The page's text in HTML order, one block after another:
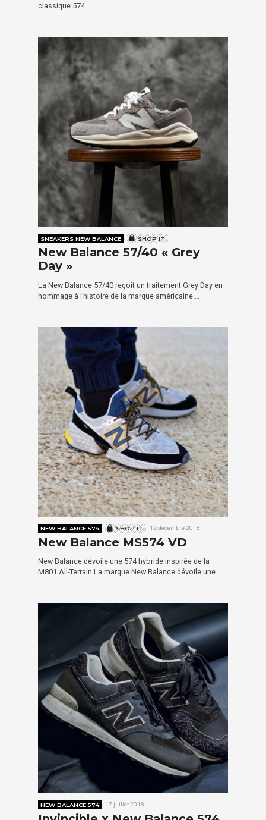
classique 574.
SNEAKERS NEW BALANCE SHOP IT
New Balance 57/40 « Grey
Day »
La New Balance 57/40 reçoit un traitement Grey Day en
hommage à l’histoire de la marque américaine….
NEW BALANCE 574 SHOP IT 12 décembre 2018
New Balance MS574 VD
New Balance dévoile une 574 hybride inspirée de la
M801 All-Terrain La marque New Balance dévoile une…
NEW BALANCE 574 17 juillet 2018